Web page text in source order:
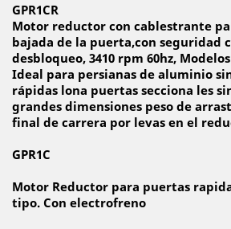
GPR1CR
Motor reductor con cablestrante
bajada de la puerta,con seguridad
desbloqueo, 3410 rpm 60hz, Modelos
Ideal para persianas de aluminio
rápidas lona puertas secciona les
grandes dimensiones peso de
final de carrera por levas en el
GPR1C
Motor Reductor para puertas
tipo. Con electrofreno